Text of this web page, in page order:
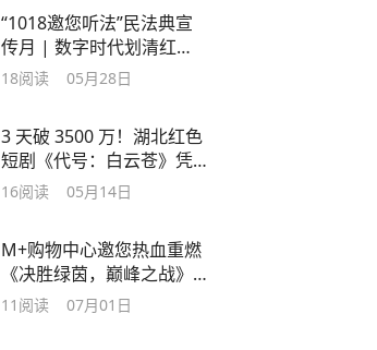
“1018邀您听法”民法典宣
传月 | 数字时代划清红
线！数据、AI、数字人法
18阅读 05月28日
3 天破 3500 万！湖北红色
短剧《代号：白云苍》凭
真实英雄破圈
16阅读 05月14日
M+购物中心邀您热血重燃
《决胜绿茵，巅峰之战》
足球嘉年华
11 阅读 07月01日